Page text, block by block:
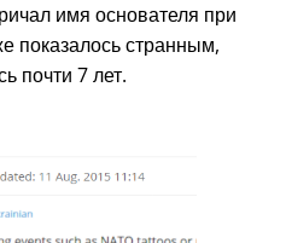
имя основателя при
показалось странным,
почти 7 лет.